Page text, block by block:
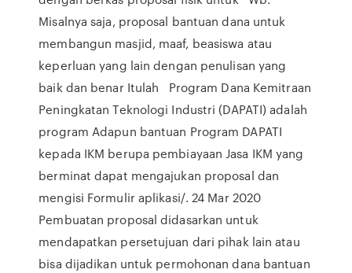
Misalnya saja, proposal bantuan dana untuk
membangun masjid, maaf, beasiswa atau
keperluan yang lain dengan penulisan yang
baik dan benar Itulah Program Dana Kemitraan
Peningkatan Teknologi Industri (DAPATI) adalah
program Adapun bantuan Program DAPATI
kepada IKM berupa pembiayaan Jasa IKM yang
berminat dapat mengajukan proposal dan
mengisi Formulir aplikasi/. 24 Mar 2020
Pembuatan proposal didasarkan untuk
mendapatkan persetujuan dari pihak lain atau
bisa dijadikan untuk permohonan dana bantuan